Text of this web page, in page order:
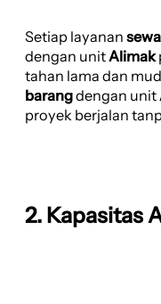
Setiap layanan
dengan unitAlimak
tahan lama dan
barangdengan unit
proyek berjalan
2. Kapasitas